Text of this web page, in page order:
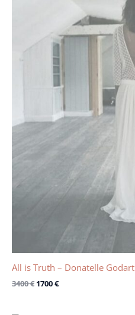
All is Truth – Donatelle Godart
3400€ 1700€